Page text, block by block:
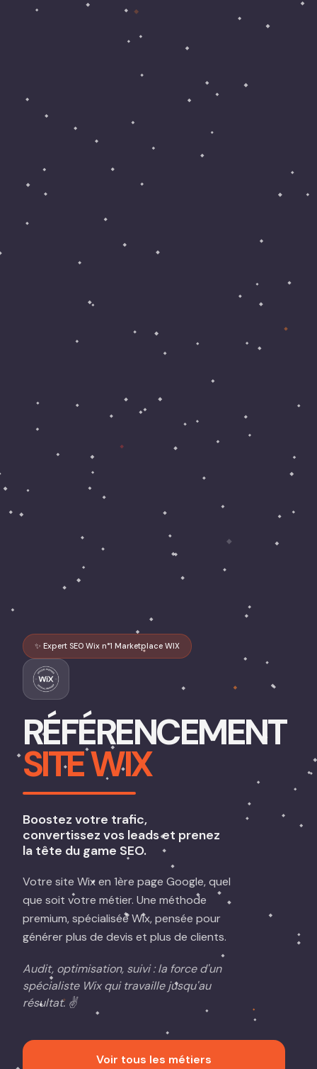
✨ Expert SEO Wix n°1 Marketplace WIX
RÉFÉRENCEMENT
SITE WIX
Boostez votre trafic,
convertissez vos leads et prenez
la tête du game SEO.
Votre site Wix en 1ère page Google, quel
que soit votre métier. Une méthode
premium, spécialisée Wix, pensée pour
générer plus de devis et plus de clients.
Audit, optimisation, suivi : la force d'un
spécialiste Wix qui travaille jusqu'au
résultat. ✌️
Voir tous les métiers